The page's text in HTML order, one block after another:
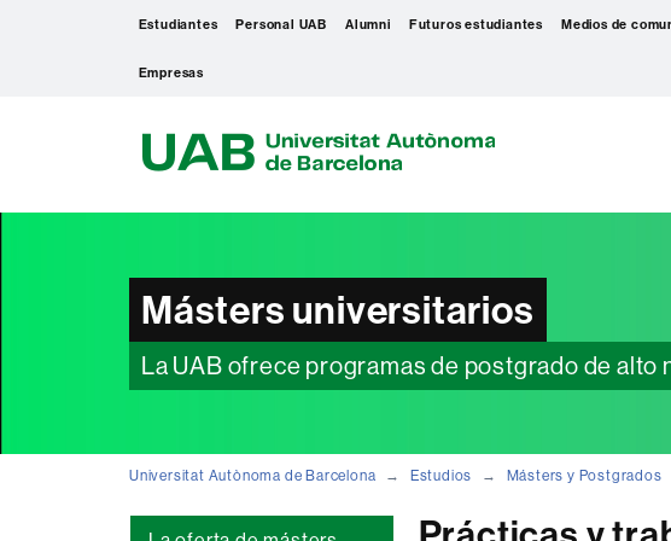
Estudiantes Personal UAB Alumni Futuros estudiantes Medios de
Empresas
A
Másters universitarios
La UAB ofrece programas de postgrado de alto
Universitat Autònoma de Barcelona Estudios Másters y Postgrados